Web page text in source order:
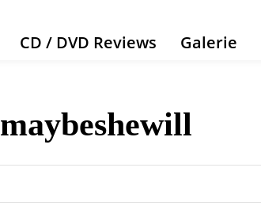
CD / DVD Reviews Galerie
maybeshewill